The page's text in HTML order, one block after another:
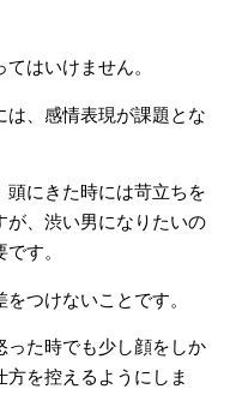
はいけません。
は、感情表現が課題とな
頭にきた時には苛立ちを
が、渋い男になりたいの
す。
つけないことです。
った時でも少し顔をしか
を控えるようにしま